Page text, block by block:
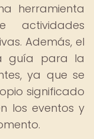
herramienta
actividades
Además, el
guía para la
ya que se
significado
los eventos y